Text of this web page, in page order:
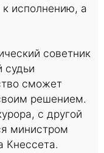
исполнению, а
советник
судьи
сможет
решением.
с другой
министром
Кнессета.